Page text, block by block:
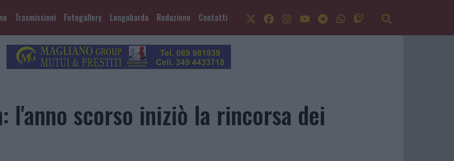
Trasmissioni Fotogallery Longobarda Redazione Contatti
l'anno scorso iniziò la rincorsa dei